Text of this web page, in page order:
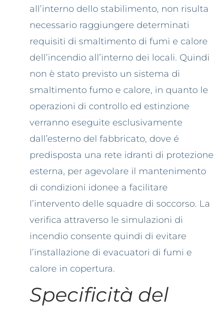
all’interno dello stabilimento, non risulta
necessario raggiungere determinati
requisiti di smaltimento di fumi e calore
dell’incendio all’interno dei locali. Quindi
non è stato previsto un sistema di
smaltimento fumo e calore, in quanto le
operazioni di controllo ed estinzione
verranno eseguite esclusivamente
dall’esterno del fabbricato, dove é
predisposta una rete idranti di protezione
esterna, per agevolare il mantenimento
di condizioni idonee a facilitare
l’intervento delle squadre di soccorso. La
verifica attraverso le simulazioni di
incendio consente quindi di evitare
l’installazione di evacuatori di fumi e
calore in copertura.
Specificità del